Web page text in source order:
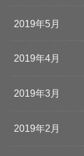
2019年5月
2019年4月
2019年3月
2019年2月